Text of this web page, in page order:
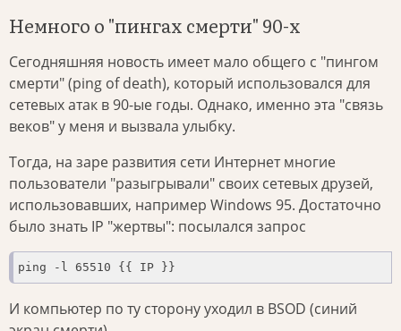
Немного о "пингах смерти" 90-х
Сегодняшняя новость имеет мало общего с "пингом
смерти" (ping of death), который использовался для
сетевых атак в 90-ые годы. Однако, именно эта "связь
веков" у меня и вызвала улыбку.
Тогда, на заре развития сети Интернет многие
пользователи "разыгрывали" своих сетевых друзей,
использовавших, например Windows 95. Достаточно
было знать IP "жертвы": посылался запрос
ping -l 65510 {{ IP }}
И компьютер по ту сторону уходил в BSOD (синий